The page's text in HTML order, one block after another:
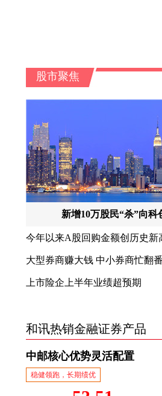
和讯热销金融证券产品